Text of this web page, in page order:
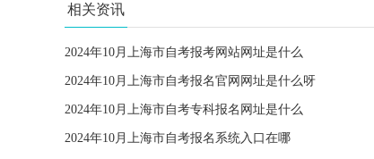
相关资讯
2024年10月上海市自考报考网站网址是什么
2024年10月上海市自考报名官网网址是什么呀
2024年10月上海市自考专科报名网址是什么
2024年10月上海市自考报名系统入口在哪